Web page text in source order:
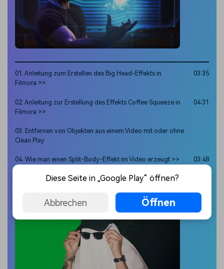
01. Anleitung zum Erstellen des Big Head-Effekts in
Filmora >>
03:35
02. Anleitung zur Erstellung des Effekts Coffee Squeeze in
Filmora >>
04:31
03. Entfernen von Objekten aus einem Video mit oder ohne
Clean Play
04. Wie man einen Split-Body-Effekt im Video erzeugt >> 03:48
Diese Seite in „Google Play“ öffnen?
Abbrechen Öffnen